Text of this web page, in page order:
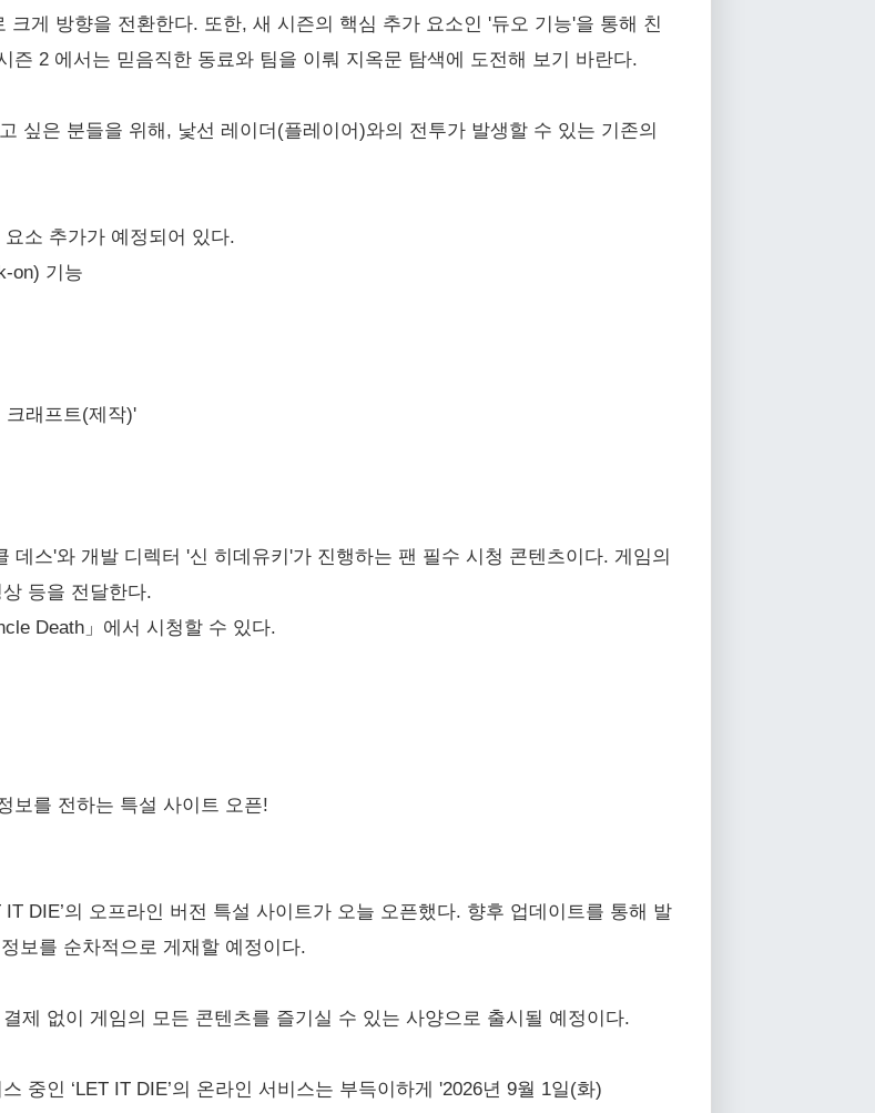
게 방향을 전환한다. 또한, 새 시즌의 핵심 추가 요소인 '듀오 기능'을 통해 친
즌 2 에서는 믿음직한 동료와 팀을 이뤄 지옥문 탐색에 도전해 보기 바란다.
싶은 분들을 위해, 낯선 레이더(플레이어)와의 전투가 발생할 수 있는 기존의
소 추가가 예정되어 있다.
on) 기능
크래프트(제작)'
데스'와 개발 디렉터 '신 히데유키'가 진행하는 팬 필수 시청 콘텐츠이다. 게임의
등을 전달한다.
Death」에서 시청할 수 있다.
보를 전하는 특설 사이트 오픈!
DIE’의 오프라인 버전 특설 사이트가 오늘 오픈했다. 향후 업데이트를 통해 발
보를 순차적으로 게재할 예정이다.
제 없이 게임의 모든 콘텐츠를 즐기실 수 있는 사양으로 출시될 예정이다.
중인 ‘LET IT DIE’의 온라인 서비스는 부득이하게 '2026년 9월 1일(화)